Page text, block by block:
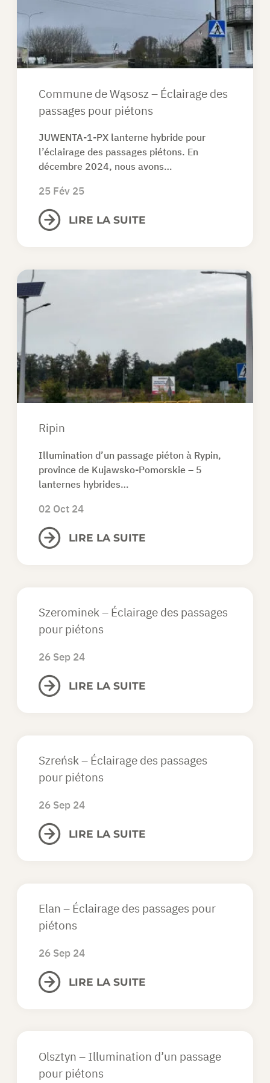
DEMANDEZ UN DEVIS
Commune de Wąsosz – Éclairage des
passages pour piétons
JUWENTA-1-PX lanterne hybride pour
l’éclairage des passages piétons. En
décembre 2024, nous avons…
LIRE LA SUITE
25 Fév 25
Ripin
Illumination d’un passage piéton à Rypin,
province de Kujawsko-Pomorskie – 5
lanternes hybrides…
LIRE LA SUITE
02 Oct 24
Szerominek – Éclairage des passages
pour piétons
LIRE LA SUITE
26 Sep 24
Szreńsk – Éclairage des passages
pour piétons
LIRE LA SUITE
26 Sep 24
Elan – Éclairage des passages pour
piétons
LIRE LA SUITE
26 Sep 24
Olsztyn – Illumination d’un passage
pour piétons